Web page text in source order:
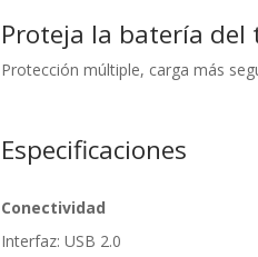
Proteja la batería del
Protección múltiple, carga más
Especificaciones
Conectividad
Interfaz: USB 2.0